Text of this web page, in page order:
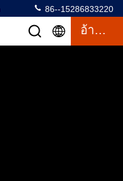
86--15286833220
อ้างอิง